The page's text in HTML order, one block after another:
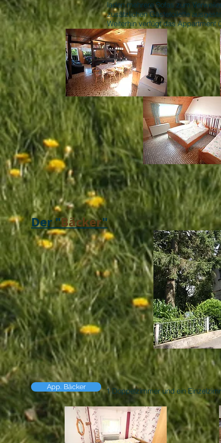
laden mehrere Sofas zum
zusätzlichen Gästetoilette
Weiterhin verfügt das Appartment
Der "Bäcker"
App. Bäcker 1 Doppelzimmer und ein